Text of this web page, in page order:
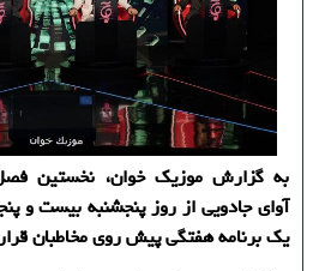
به گزارش موزیک خوان، نخستین
آوای جادویی از روز پنجشنبه بیست و
یک برنامه هفتگی پیش روی مخاطبان